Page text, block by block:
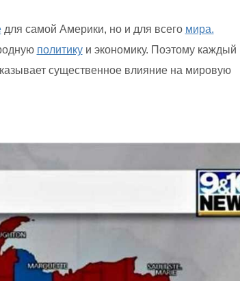
для самой Америки, но и для всего мира.
политикуи экономику. Поэтому каждый
существенное влияние на мировую